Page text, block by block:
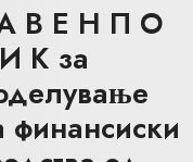
В Е Н П О
К за
финансиски